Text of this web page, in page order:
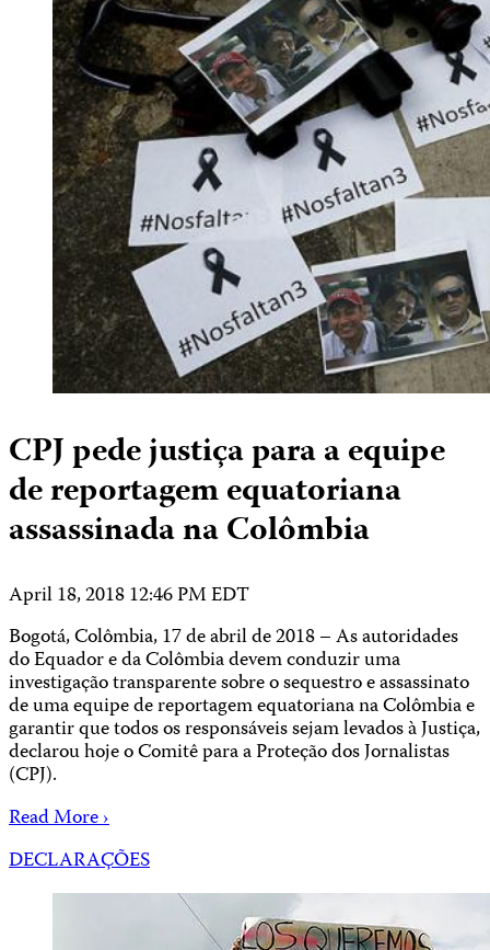
CPJ pede justiça para a equipe
de reportagem equatoriana
assassinada na Colômbia
April 18, 2018 12:46 PM EDT
Bogotá, Colômbia, 17 de abril de 2018 – As autoridades
do Equador e da Colômbia devem conduzir uma
investigação transparente sobre o sequestro e assassinato
de uma equipe de reportagem equatoriana na Colômbia e
garantir que todos os responsáveis sejam levados à Justiça,
declarou hoje o Comitê para a Proteção dos Jornalistas
(CPJ).
Read More ›
DECLARAÇÕES